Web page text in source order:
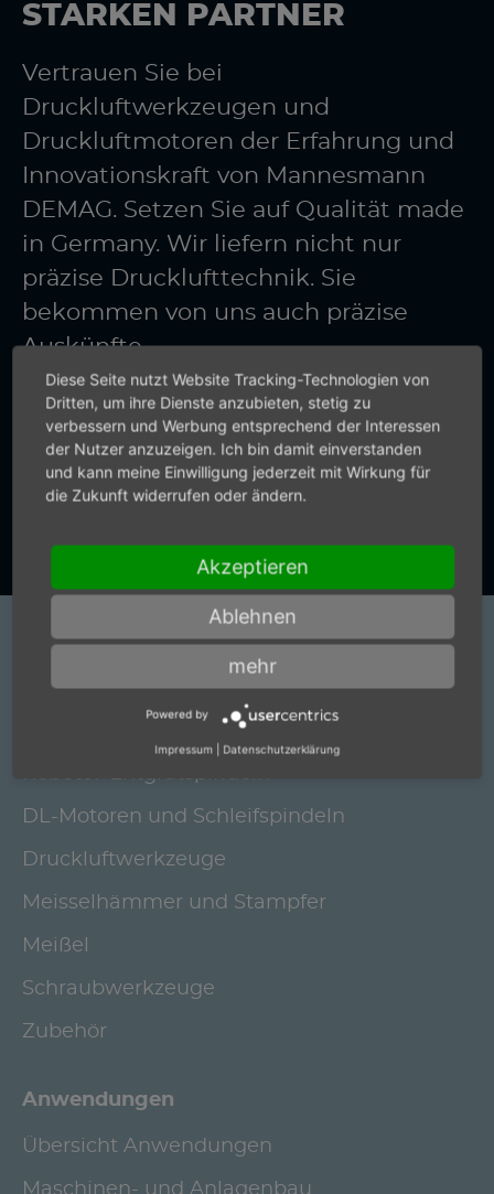
STARKEN PARTNER
Vertrauen Sie bei
Druckluftwerkzeugen und
Druckluftmotoren der Erfahrung und
Innovationskraft von Mannesmann
DEMAG. Setzen Sie auf Qualität made
in Germany. Wir liefern nicht nur
präzise Drucklufttechnik. Sie
bekommen von uns auch präzise
Auskünfte.
+49 (0) 7159-18093-0
Zum Kontaktformular
Produkte
Elektrische Schleifspindeln und
DL-Motoren und Schleifspindeln
Druckluftwerkzeuge
Meisselhämmer und Stampfer
Meißel
Schraubwerkzeuge
Zubehör
Anwendungen
Übersicht Anwendungen
Maschinen- und Anlagenbau
Diese Seite nutzt Website Tracking-Technologien von
Dritten, um ihre Dienste anzubieten, stetig zu
verbessern und Werbung entsprechend der Interessen
der Nutzer anzuzeigen. Ich bin damit einverstanden
und kann meine Einwilligung jederzeit mit Wirkung für
die Zukunft widerrufen oder ändern.
Akzeptieren
Ablehnen
mehr
Powered by
Impressum Datenschutzerklärung